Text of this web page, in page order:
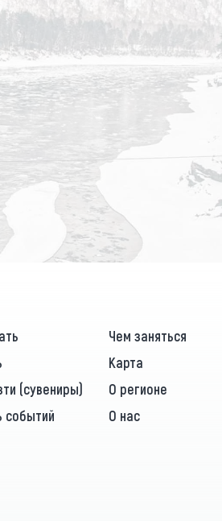
Чем заняться
Карта
(сувениры) О регионе
событий О нас